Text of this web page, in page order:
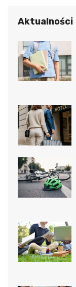
Aktualności